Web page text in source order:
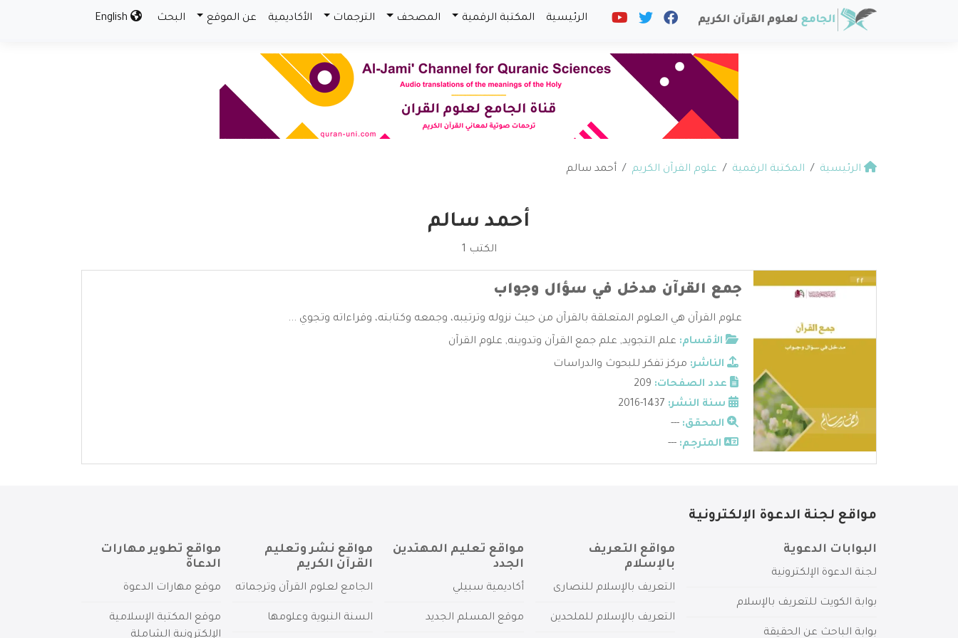
الرئيسية المكتبة الرقمية المصحف الترجمات الأكاديمية عن الموقع البحث
الرئيسية المكتبة الرقمية علوم القرآن الكريم أحمد سالم
أحمد سالم
الكتب 1
جمع القرآن مدخل في سؤال وجواب
علوم القرآن هي العلوم المتعلقة بالقرآن من حيث نزوله وترتيبه، وجمعه وكتابته، وقراءاته وتجوي ...
الأقسام: علم التجويد, علم جمع القرآن وتدوينه, علوم القرآن
الناشر: مركز تفكر للبحوث والدراسات
عدد الصفحات:
سنة النشر:
المحقق: ---
المترجم: ---
مواقع لجنة الدعوة الإلكترونية
البوابات الدعوية
لجنة الدعوة الإلكترونية
بوابة الكويت للتعريف بالإسلام
بوابة الباحث عن الحقيقة
مواقع التعريف
بالإسلام
التعريف بالإسلام للنصارى
التعريف بالإسلام للملحدين
مواقع تعليم المهتدين
الجدد
أكاديمية سبيلي
موقع المسلم الجديد
مواقع نشر وتعليم
القرآن الكريم
الجامع لعلوم القرآن وترجماته
السنة النبوية وعلومها
مواقع تطوير مهارات
الدعاة
موقع مهارات الدعوة
موقع المكتبة الإسلامية
الإلكترونية الشاملة